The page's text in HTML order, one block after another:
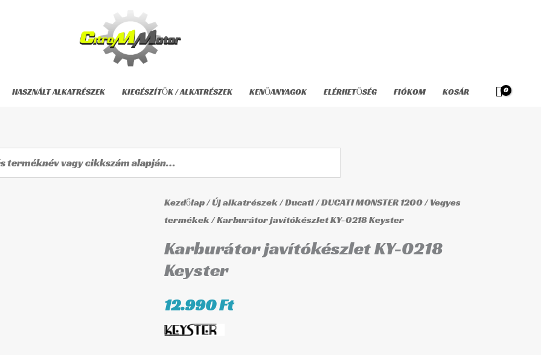
HASZNÁLT ALKATRÉSZEK KIEGÉSZÍTŐK / ALKATRÉSZEK KENŐANYAGOK ELÉRHETŐSÉG FIÓKOM KOSÁR
Kezdőlap/Új alkatrészek/Ducati/DUCATI MONSTER 1200/Vegyes
termékek/ Karburátor javítókészlet KY-0218 Keyster
Karburátor javítókészlet KY-0218
Keyster
12.990Ft
Karburátor
javítókészlet
0218
Keyster